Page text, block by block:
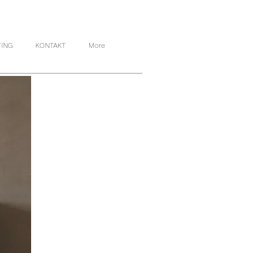
KONTAKT More